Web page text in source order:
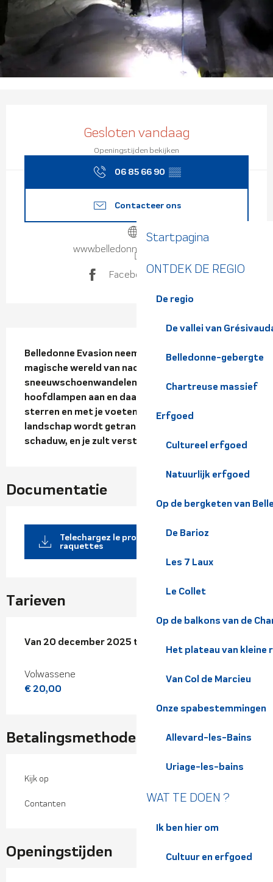
Startpagina
ONTDEK DE REGIO
De regio
De vallei van
Belledonne-gebergte
Chartreuse massief
Erfgoed
Cultureel erfgoed
Natuurlijk erfgoed
Op de bergketen van
De Barioz
Les 7 Laux
Le Collet
Op de balkons van de
Het plateau van kleine
Van Col de Marcieu
Onze spabestemmingen
Allevard-les-Bains
Uriage-les-bains
WAT TE DOEN ?
Ik ben hier om
Cultuur en erfgoed
Openingstijden en
Gesloten vandaag
Openingstijden bekijken
06 85 66 90 ▒▒
Contacteer ons
www.belledonne-evasion.com
Facebook pagina
Beschrijving
Belledonne Evasion neemt je mee naar de
magische wereld van nachtelijk
sneeuwschoenwandelen. Dus doe je
hoofdlampen aan en daar sta je dan, onder de
sterren en met je voeten in de sneeuw. Het
landschap wordt getransformeerd door licht en
schaduw, en je zult versteld staan!
Documentatie
Telechargez le programme des radonnées
raquettes
Tarieven
Van 20 december 2025 tot
Van 20 december 2025 tot
Volwassene
€ 20,00
Betalingsmethoden
Kijk op
Contanten
Openingstijden